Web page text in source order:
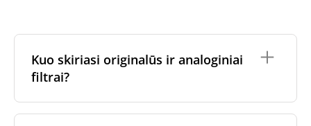
Kuo skiriasi originalūs ir analoginiai
filtrai?